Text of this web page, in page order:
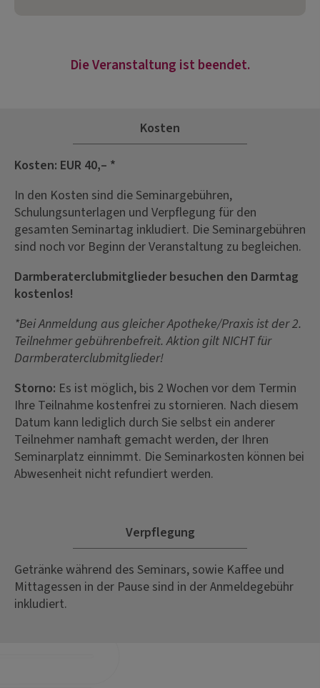
Die Veranstaltung ist beendet.
Kosten
Kosten: EUR 40,– *
In den Kosten sind die Seminargebühren,
Schulungsunterlagen und Verpflegung für den
gesamten Seminartag inkludiert. Die Seminargebühren
sind noch vor Beginn der Veranstaltung zu begleichen.
Darmberaterclubmitglieder besuchen den Darmtag
kostenlos!
*Bei Anmeldung aus gleicher Apotheke/Praxis ist der 2.
Teilnehmer gebührenbefreit. Aktion gilt NICHT für
Darmberaterclubmitglieder!
Storno: Es ist möglich, bis 2 Wochen vor dem Termin
Ihre Teilnahme kostenfrei zu stornieren. Nach diesem
Datum kann lediglich durch Sie selbst ein anderer
Teilnehmer namhaft gemacht werden, der Ihren
Seminarplatz einnimmt. Die Seminarkosten können bei
Abwesenheit nicht refundiert werden.
Verpflegung
Getränke während des Seminars, sowie Kaffee und
Mittagessen in der Pause sind in der Anmeldegebühr
inkludiert.